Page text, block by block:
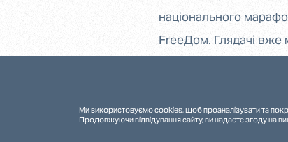
національного
FreeДом. Глядачі вже
Ми використовуємо cookies, щоб проаналізувати та
Продовжуючи відвідування сайту, ви надаєте згоду на